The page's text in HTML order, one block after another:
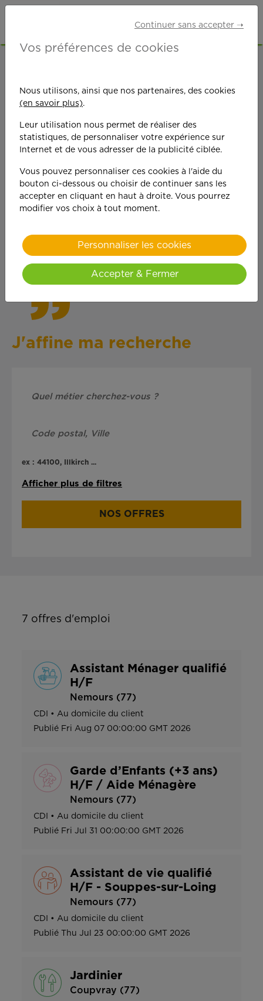
On est toujours plus
performant
quand on y met du
cœur !
J'affine ma recherche
ex : 44100, Illkirch ...
Afficher plus de filtres
NOS OFFRES
7 offres d'emploi
Assistant Ménager qualifié
H/F
Nemours (77)
CDI • Au domicile du client
Publié Fri Aug 07 00:00:00 GMT 2026
Garde d’Enfants (+3 ans)
H/F / Aide Ménagère
Nemours (77)
CDI • Au domicile du client
Publié Fri Jul 31 00:00:00 GMT 2026
Assistant de vie qualifié
H/F - Souppes-sur-Loing
Nemours (77)
CDI • Au domicile du client
Publié
Thu Jul 23 00:00:00 GMT 2026
Jardinier
Coupvray (77)
Continuer sans accepter ➝
Vos préférences de cookies
Nous utilisons, ainsi que nos partenaires, des cookies
(en savoir plus).
Leur utilisation nous permet de réaliser des
statistiques, de personnaliser votre expérience sur
Internet et de vous adresser de la publicité ciblée.
Vous pouvez personnaliser ces cookies à l'aide du
bouton ci-dessous ou choisir de continuer sans les
accepter en cliquant en haut à droite. Vous pourrez
modifier vos choix à tout moment.
Personnaliser les cookies
Accepter & Fermer